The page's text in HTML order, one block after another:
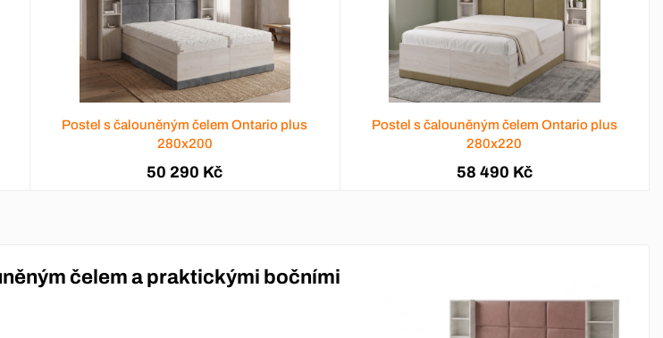
Postel s čalouněným čelem Ontario plus
280x200
50 290 Kč
Postel s čalouněným čelem Ontario plus
280x220
58 490 Kč
čelem a praktickými bočními